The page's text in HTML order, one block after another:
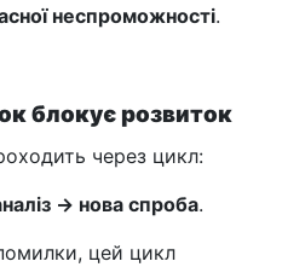
неспроможності.
блокує розвиток
через цикл:
→ нова спроба.
цей цикл